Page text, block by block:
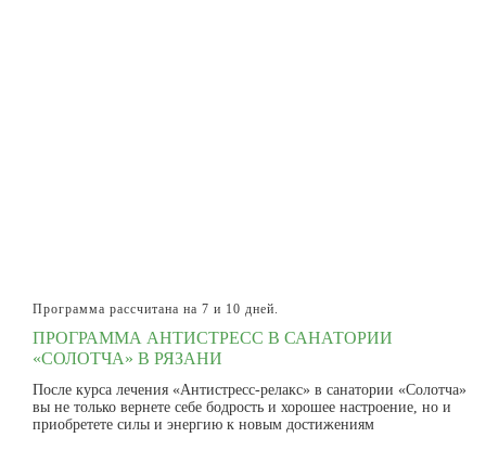
Программа рассчитана на 7 и 10 дней.
ПРОГРАММА АНТИСТРЕСС В САНАТОРИИ
«СОЛОТЧА» В РЯЗАНИ
После курса лечения «Антистресс-релакс» в санатории «Солотча»
вы не только вернете себе бодрость и хорошее настроение, но и
приобретете силы и энергию к новым достижениям